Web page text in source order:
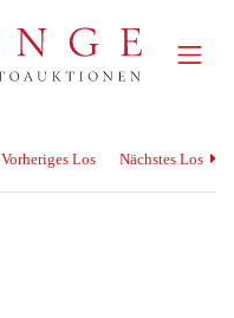
Vorheriges Los Nächstes Los